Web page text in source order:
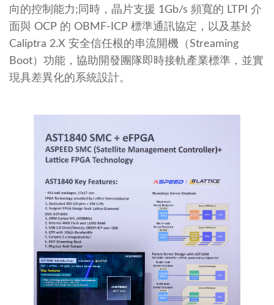
向的控制能力;同時，晶片支援 1Gb/s 頻寬的 LTPI 介
面與 OCP 的 OBMF-ICP 標準通訊協定，以及基於
Caliptra 2.X 安全信任根的串流開機（Streaming
Boot）功能，協助開發團隊即時接軌產業標準，並實
現具差異化的系統設計。